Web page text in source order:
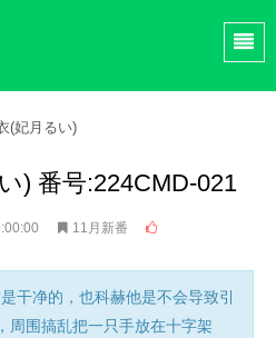
(妃月るい)
) 番号:224CMD-021
11月新番
干净的，也科赫他是不会导致引
周围搞乱把一只手放在十字架